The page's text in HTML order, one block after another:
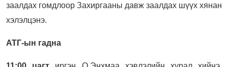
заалдах гомдлоор Захиргааны давж заалдах шүүх хянан
хэлэлцэнэ.
АТГ-ын гадна